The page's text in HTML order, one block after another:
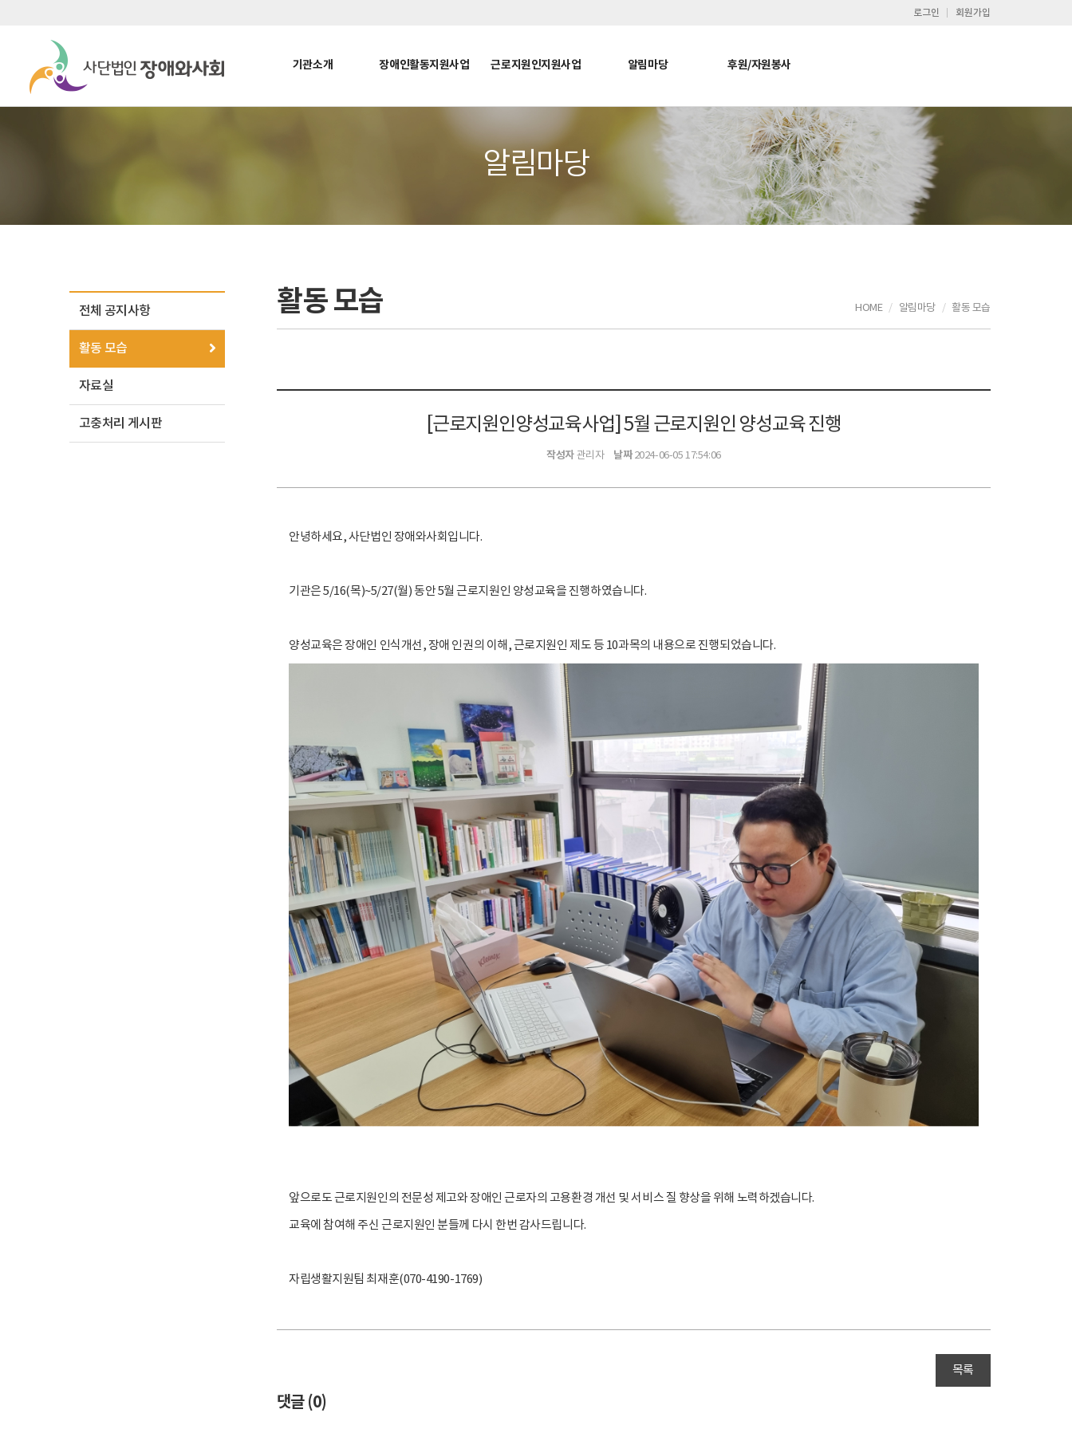
회원가입
로그인
기관소개 장애인활동지원사업 근로지원인지원사업 알림마당 후원/자원봉사
알림마당
전체 공지사항
활동 모습
자료실
고충처리 게시판
활동 모습 HOME 알림마당 활동 모습
[근로지원인양성교육사업] 5월 근로지원인 양성교육 진행
작성자 관리자 날짜2024-06-05 17:54:06
안녕하세요, 사단법인 장애와사회입니다.
기관은 5/16(목)~5/27(월) 동안 5월 근로지원인 양성교육을 진행하였습니다.
양성교육은 장애인 인식개선, 장애 인권의 이해, 근로지원인 제도 등 10과목의 내용으로 진행되었습니다.
앞으로도 근로지원인의 전문성 제고와 장애인 근로자의 고용환경 개선 및 서비스 질 향상을 위해 노력하겠습니다.
교육에 참여해 주신 근로지원인 분들께 다시 한번 감사드립니다.
자립생활지원팀 최재훈(070-4190-1769)
목록
댓글 (0)